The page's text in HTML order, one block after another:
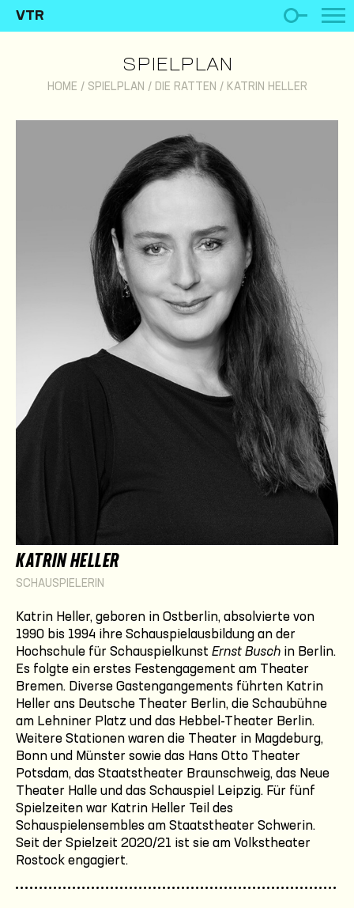
VTR
SPIELPLAN
HOME / SPIELPLAN / DIE RATTEN / KATRIN HELLER
KATRIN HELLER
SCHAUSPIELERIN
Katrin Heller, geboren in Ostberlin, absolvierte von
1990 bis 1994 ihre Schauspielausbildung an der
Hochschule für Schauspielkunst Ernst Busch in Berlin.
Es folgte ein erstes Festengagement am Theater
Bremen. Diverse Gastengangements führten Katrin
Heller ans Deutsche Theater Berlin, die Schaubühne
am Lehniner Platz und das Hebbel-Theater Berlin.
Weitere Stationen waren die Theater in Magdeburg,
Bonn und Münster sowie das Hans Otto Theater
Potsdam, das Staatstheater Braunschweig, das Neue
Theater Halle und das Schauspiel Leipzig. Für fünf
Spielzeiten war Katrin Heller Teil des
Schauspielensembles am Staatstheater Schwerin.
Seit der Spielzeit 2020/21 ist sie am Volkstheater
Rostock engagiert.